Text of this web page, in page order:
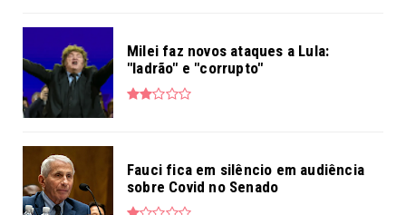
Milei faz novos ataques a Lula:
"ladrão" e "corrupto"
Fauci fica em silêncio em audiência
sobre Covid no Senado